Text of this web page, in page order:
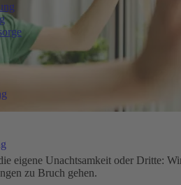
eigene Unachtsamkeit oder Dritte:
zu Bruch gehen.